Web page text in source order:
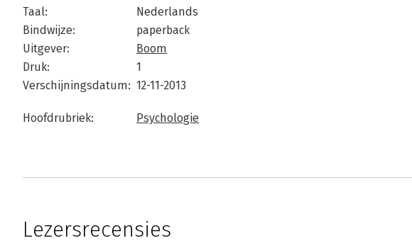
Taal:
Nederlands
Bindwijze:
paperback
Uitgever:
Boom
Druk:
1
Verschijningsdatum: 12-11-2013
Hoofdrubriek: Psychologie
Lezersrecensies